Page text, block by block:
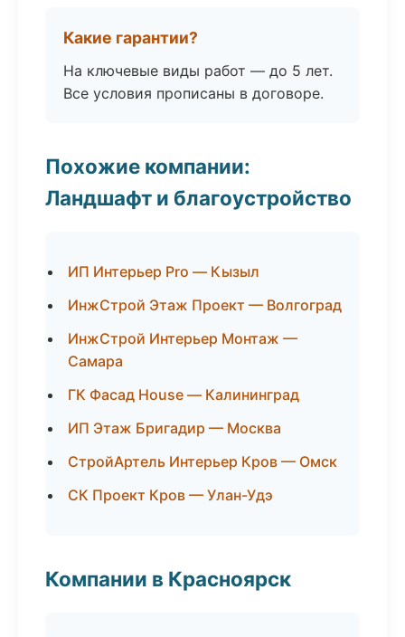
Какие гарантии?
На ключевые виды работ — до 5 лет.
Все условия прописаны в договоре.
Похожие компании:
Ландшафт и благоустройство
ИП Интерьер Pro — Кызыл
ИнжСтрой Этаж Проект — Волгоград
ИнжСтрой Интерьер Монтаж —
Самара
ГК Фасад House — Калининград
ИП Этаж Бригадир — Москва
СтройАртель Интерьер Кров — Омск
СК Проект Кров — Улан-Удэ
Компании в Красноярск